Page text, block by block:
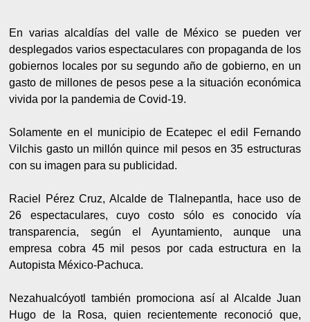
En varias alcaldías del valle de México se pueden ver
desplegados varios espectaculares con propaganda de los
gobiernos locales por su segundo año de gobierno, en un
gasto de millones de pesos pese a la situación económica
vivida por la pandemia de Covid-19.
Solamente en el municipio de Ecatepec el edil Fernando
Vilchis gasto un millón quince mil pesos en 35 estructuras
con su imagen para su publicidad.
Raciel Pérez Cruz, Alcalde de Tlalnepantla, hace uso de
26 espectaculares, cuyo costo sólo es conocido vía
transparencia, según el Ayuntamiento, aunque una
empresa cobra 45 mil pesos por cada estructura en la
Autopista México-Pachuca.
Nezahualcóyotl también promociona así al Alcalde Juan
Hugo de la Rosa, quien recientemente reconoció que,